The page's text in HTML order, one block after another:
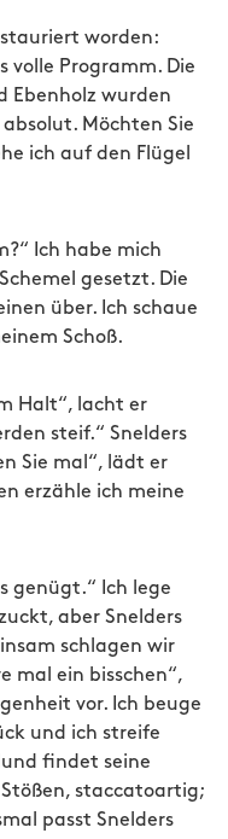
worden:
volle Programm. Die
Ebenholz wurden
Möchten Sie
ich auf den Flügel
Ich habe mich
gesetzt. Die
über. Ich schaue
Schoß.
Halt“, lacht er
steif.“ Snelders
Sie mal“, lädt er
erzähle ich meine
genügt.“ Ich lege
aber Snelders
schlagen wir
mal ein bisschen“,
vor. Ich beuge
und ich streife
findet seine
staccatoartig;
passt Snelders